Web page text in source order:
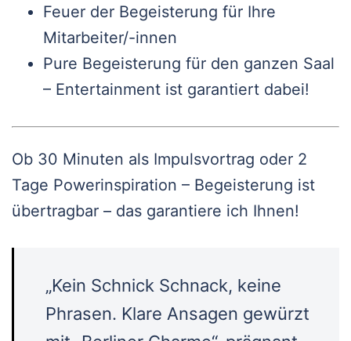
Feuer der Begeisterung für Ihre
Mitarbeiter/-innen
Pure Begeisterung für den ganzen Saal
– Entertainment ist garantiert dabei!
Ob 30 Minuten als Impulsvortrag oder 2
Tage Powerinspiration – Begeisterung ist
übertragbar – das garantiere ich Ihnen!
„Kein Schnick Schnack, keine
Phrasen. Klare Ansagen gewürzt